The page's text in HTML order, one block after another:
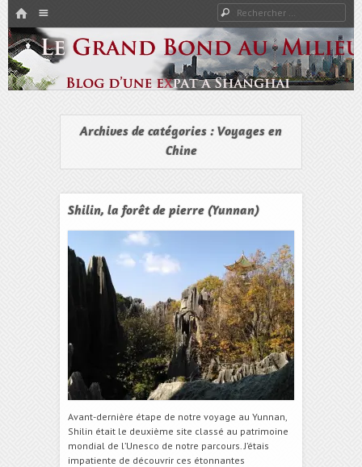
HOME
PASSER AU CONTENU
Rechercher
Le Grand Bond Au Milieu
Expat à Shanghai en famille – Vivre en Chine – Blog
Archives de catégories : Voyages en
Chine
Shilin, la forêt de pierre (Yunnan)
Avant-dernière étape de notre voyage au Yunnan,
Shilin était le deuxième site classé au patrimoine
mondial de l’Unesco de notre parcours. J’étais
impatiente de découvrir ces étonnantes